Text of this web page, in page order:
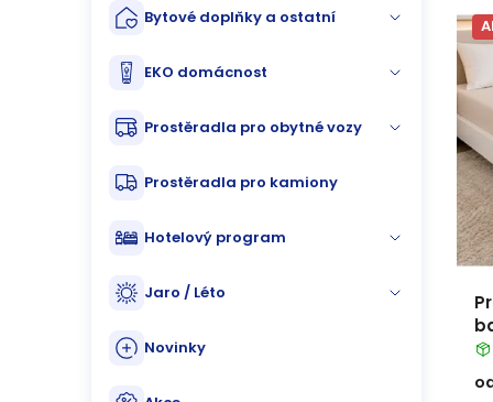
Bytové doplňky a ostatní
EKO domácnost
Prostěradla pro obytné vozy
Prostěradla pro kamiony
Hotelový program
Jaro / Léto
Novinky
z
e
n
í
p
r
o
d
s
p
r
o
d
u